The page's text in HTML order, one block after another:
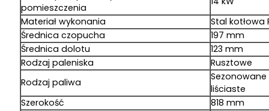
pomieszczenia
Materiał wykonania
Stal kotłowa
Średnica czopucha
197 mm
Średnica dolotu
123 mm
Rodzaj paleniska
Rusztowe
Rodzaj paliwa
liściaste
Szerokość
818 mm